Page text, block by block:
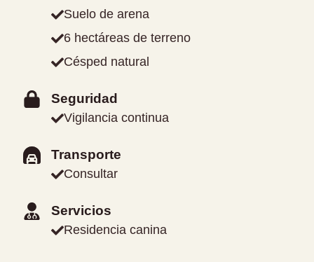
Suelo de arena
6 hectáreas de terreno
Césped natural
Seguridad
Vigilancia continua
Transporte
Consultar
Servicios
Residencia canina